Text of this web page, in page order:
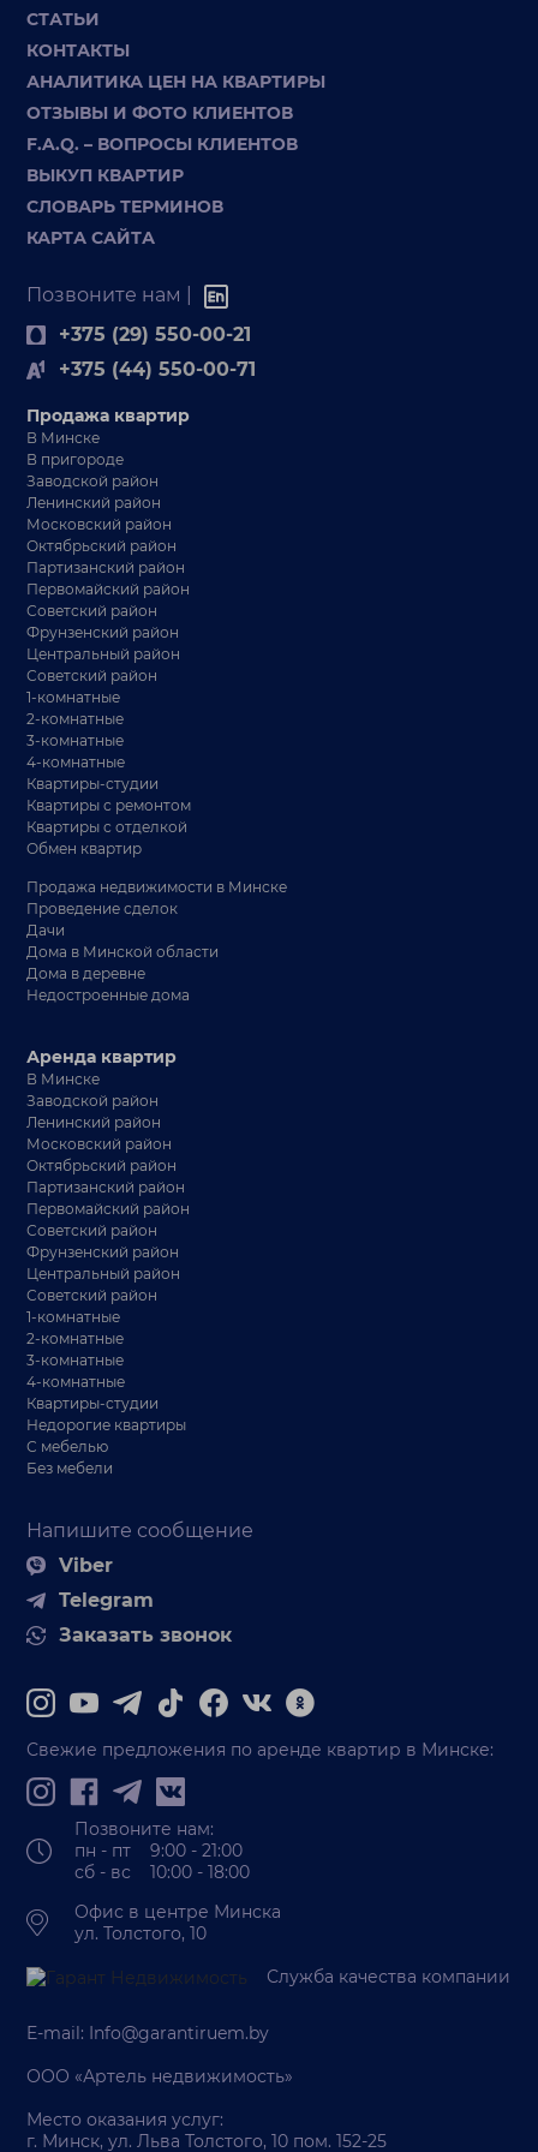
СТАТЬИ
КОНТАКТЫ
АНАЛИТИКА ЦЕН НА КВАРТИРЫ
ОТЗЫВЫ И ФОТО КЛИЕНТОВ
F.A.Q. – ВОПРОСЫ КЛИЕНТОВ
ВЫКУП КВАРТИР
СЛОВАРЬ ТЕРМИНОВ
КАРТА САЙТА
Позвоните нам |
+375 (29) 550-00-21
+375 (44) 550-00-71
Продажа квартир
В Минске
В пригороде
Заводской район
Ленинский район
Московский район
Октябрьский район
Партизанский район
Первомайский район
Советский район
Фрунзенский район
Центральный район
Советский район
1-комнатные
2-комнатные
3-комнатные
4-комнатные
Квартиры-студии
Квартиры с ремонтом
Квартиры с отделкой
Обмен квартир
Продажа недвижимости в Минске
Проведение сделок
Дачи
Дома в Минской области
Дома в деревне
Недостроенные дома
Напишите сообщение
Viber
Telegram
Заказать звонок
Аренда квартир
В Минске
Заводской район
Ленинский район
Московский район
Октябрьский район
Партизанский район
Первомайский район
Советский район
Фрунзенский район
Центральный район
Советский район
1-комнатные
2-комнатные
3-комнатные
4-комнатные
Квартиры-студии
Недорогие квартиры
С мебелью
Без мебели
Свежие предложения по аренде квартир в Минске:
Позвоните нам:
пн - пт 9:00 - 21:00
сб - вс 10:00 - 18:00
Офис в центре Минска
ул. Толстого, 10
Служба качества компании
E-mail: Info@garantiruem.by
ООО «Артель недвижимость»
Место оказания услуг:
г. Минск, ул. Льва Толстого, 10 пом. 152-25